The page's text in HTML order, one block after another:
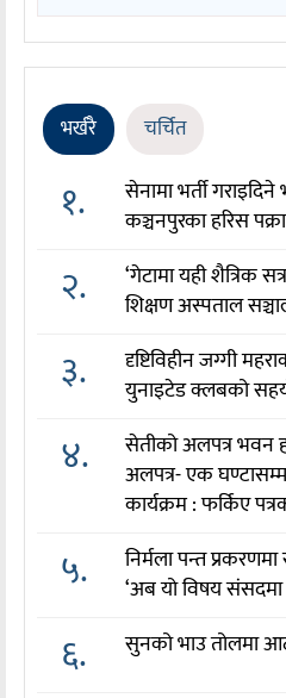
भर्खरै चर्चित
१.
सेनामा भर्ती
कञ्चनपुरका हरिस
२.
‘गेटामा यही शैत्रिक
शिक्षण अस्पताल
३.
दृष्टिविहीन जग्गी
युनाइटेड क्लबको
४.
सेतीको अलपत्र भवन
अलपत्र- एक
कार्यक्रम : फर्किए
५.
निर्मला पन्त प्रकरणमा
‘अब यो विषय
६. सुनको भाउ तोलमा